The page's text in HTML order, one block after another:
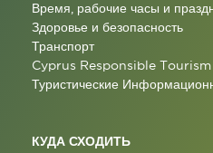
Время, рабочие часы и
Здоровье и безопасность
Транспорт
Cyprus Responsible Tourism
Туристические
КУДА СХОДИТЬ